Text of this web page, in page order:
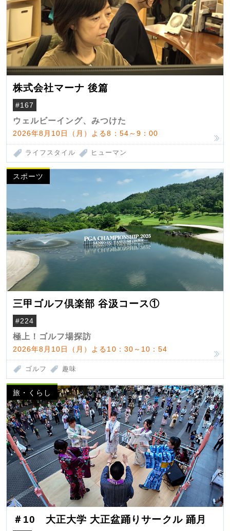
株式会社マーナ 後篇
#167
ウェルビーイング、みつけた
2026年8月10日（月）よる8：54～9：00
ライフスタイル ヒューマン
スポーツ
三甲ゴルフ倶楽部 谷汲コース①
#224
極上！ゴルフ場探訪
2026年8月10日（月）よる10：30～10：54
ゴルフ 趣味
旅・くらし
＃10 大正大学 大正盆踊りサークル 踊月